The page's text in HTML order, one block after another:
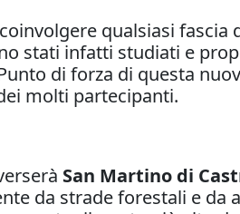
qualsiasi fascia
stati infatti studiati e
di forza di questa
molti partecipanti.
San Martino di
da strade forestali e